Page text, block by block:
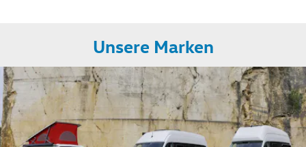
Unsere Marken